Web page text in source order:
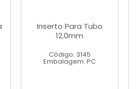
Inserto Para Tubo
12,0mm
Código: 3145
Embalagem: PC